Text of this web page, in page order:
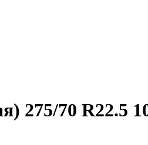
275/70 R22.5